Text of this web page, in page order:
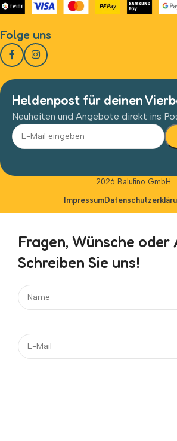
Folge uns
Heldenpost für deinen
Neuheiten und Angebote direkt ins
2026 Balufino GmbH
Impressum
Fragen, Wünsche oder
Schreiben Sie uns!